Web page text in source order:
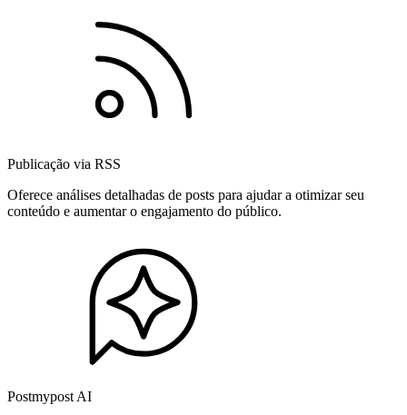
Publicação via RSS
Oferece análises detalhadas de posts para ajudar a otimizar seu
conteúdo e aumentar o engajamento do público.
Postmypost AI